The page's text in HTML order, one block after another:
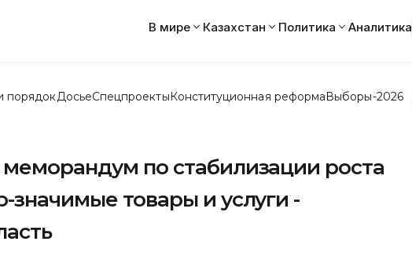
В мире Казахстан Политика Аналитика
порядок ДосьеСпецпроектыКонституционная реформаВыборы-2026
по стабилизации роста
значимые товары и услуги -